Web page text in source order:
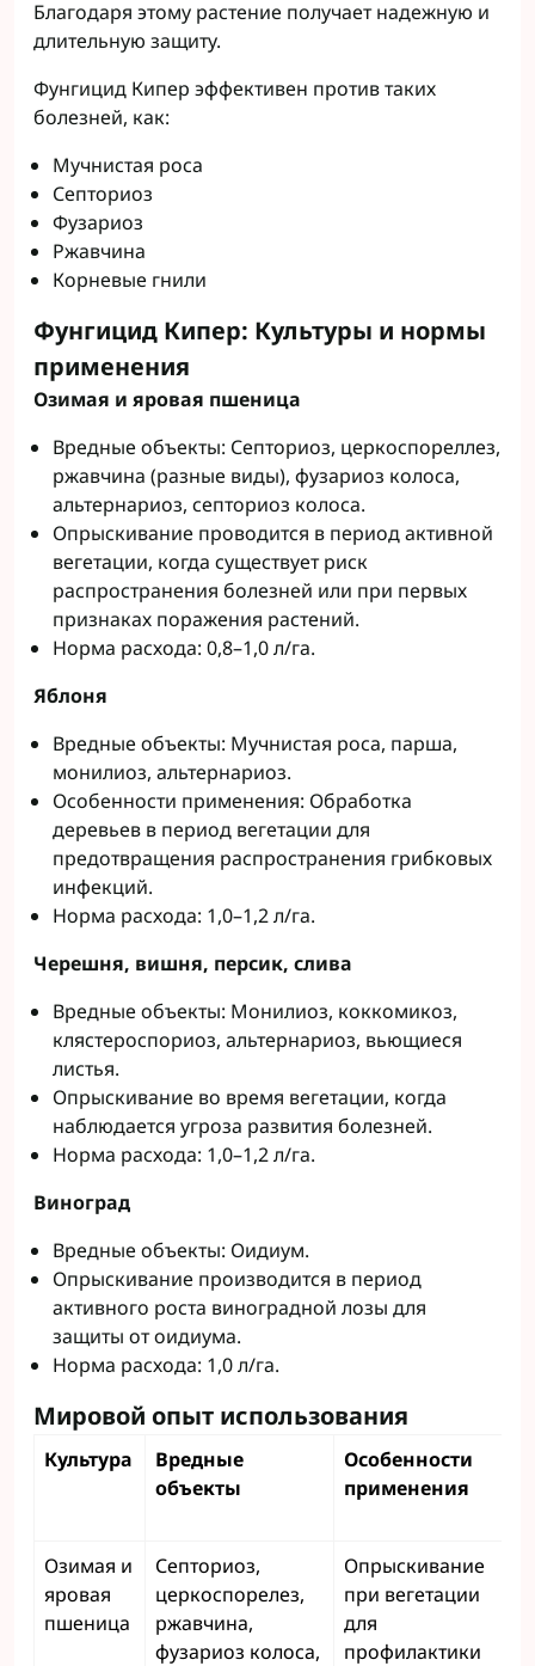
Благодаря этому растение получает надежную и
длительную защиту.
Фунгицид Кипер эффективен против таких
болезней, как:
Мучнистая роса
Септориоз
Фузариоз
Ржавчина
Корневые гнили
Фунгицид Кипер: Культуры и нормы
применения
Озимая и яровая пшеница
Вредные объекты: Септориоз, церкоспореллез,
ржавчина (разные виды), фузариоз колоса,
альтернариоз, септориоз колоса.
Опрыскивание проводится в период активной
вегетации, когда существует риск
распространения болезней или при первых
признаках поражения растений.
Норма расхода: 0,8–1,0 л/га.
Яблоня
Вредные объекты: Мучнистая роса, парша,
монилиоз, альтернариоз.
Особенности применения: Обработка
деревьев в период вегетации для
предотвращения распространения грибковых
инфекций.
Норма расхода: 1,0–1,2 л/га.
Черешня, вишня, персик, слива
Вредные объекты: Монилиоз, коккомикоз,
клястероспориоз, альтернариоз, вьющиеся
листья.
Опрыскивание во время вегетации, когда
наблюдается угроза развития болезней.
Норма расхода: 1,0–1,2 л/га.
Виноград
Вредные объекты: Оидиум.
Опрыскивание производится в период
активного роста виноградной лозы для
защиты от оидиума.
Норма расхода: 1,0 л/га.
Мировой опыт использования
Культура
Вредные
объекты
Особенности
применения
Озимая и
яровая
пшеница
Септориоз,
церкоспорелез,
ржавчина,
фузариоз колоса,
Опрыскивание
при вегетации
для
профилактики